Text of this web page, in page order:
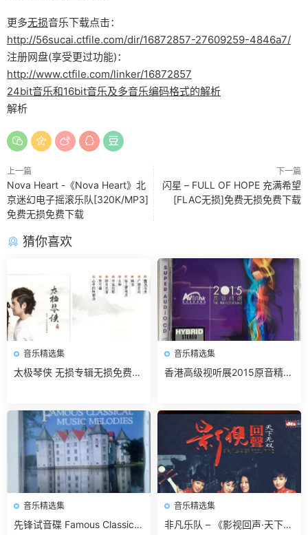
更多无损音乐下载点击：
http://56sucai.ctfile.com/dir/16872857-27609259-4846a7/
注册网盘(享受更过功能)：
http://www.ctfile.com/linker/16872857
24bit音乐和16bit音乐及多音乐编码格式的解析
解析
上一篇
Nova Heart -《Nova Heart》北
京迷幻电子摇滚乐队[320K/MP3]
免费无损免费下载
下一篇
闪星 – FULL OF HOPE 充满希望
[FLAC无损]免费无损免费下载
猜你喜欢
音乐精选集
太极琴侠 无损专辑无损免费下
音乐精选集
香港高级视听展2015原音精选
音乐精选集
先锋试音碟 Famous Classical
音乐精选集
非凡乐队 – 《影视回声·天下无